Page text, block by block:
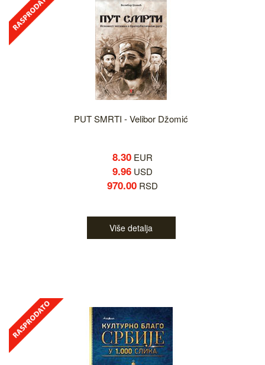
PUT SMRTI - Velibor Džomić
8.30 EUR
9.96 USD
970.00 RSD
Više detalja